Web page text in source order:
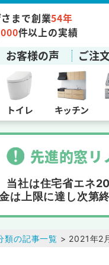
まで創業54年
件以上の実績
お客様の声 ご注
トイレ キッチン
先進的窓リ
当社は住宅省エネ
は上限に達し次第
類の記事一覧 > 2021年2